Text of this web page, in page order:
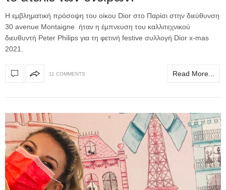
Η εμβληματική πρόσοψη του οίκου Dior στο Παρίσι στην διεύθυνση
30 avenue Montaigne ήταν η έμπνευση του καλλιτεχνικού
διευθυντή Peter Philips για τη φετινή festive συλλογή Dior x-mas
2021.
11 COMMENTS Read More...